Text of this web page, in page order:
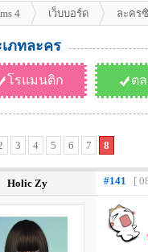
4 เว็บบอร์ด ละคร
เภทละคร
โรแมนติก ต
3 4 5 6 7 8
Holic Zy #141 [